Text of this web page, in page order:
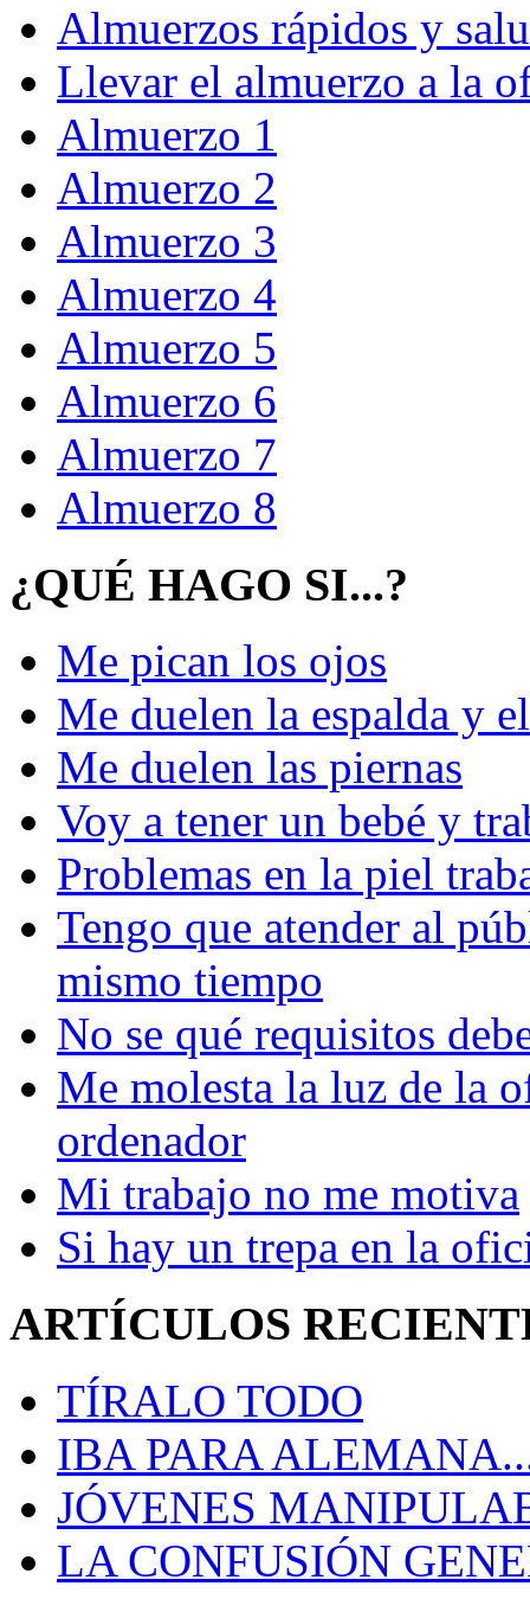
Almuerzos rápidos y
Llevar el almuerzo a la
Almuerzo 1
Almuerzo 2
Almuerzo 3
Almuerzo 4
Almuerzo 5
Almuerzo 6
Almuerzo 7
Almuerzo 8
¿QUÉ HAGO SI...?
Me pican los ojos
Me duelen la espalda y
Me duelen las piernas
Voy a tener un bebé y
Problemas en la piel
Tengo que atender al
mismo tiempo
No se qué requisitos
Me molesta la luz de la
ordenador
Mi trabajo no me motiva
Si hay un trepa en la
ARTÍCULOS
TÍRALO TODO
IBA PARA
JÓVENES
LA CONFUSIÓN